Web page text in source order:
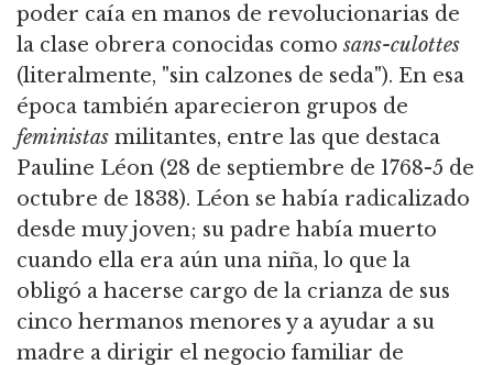
poder caía en manos de revolucionarias de
la clase obrera conocidas como sans-culottes
(literalmente, "sin calzones de seda"). En esa
época también aparecieron grupos de
feministas militantes, entre las que destaca
Pauline Léon (28 de septiembre de 1768-5 de
octubre de 1838). Léon se había radicalizado
desde muy joven; su padre había muerto
cuando ella era aún una niña, lo que la
obligó a hacerse cargo de la crianza de sus
cinco hermanos menores y a ayudar a su
madre a dirigir el negocio familiar de